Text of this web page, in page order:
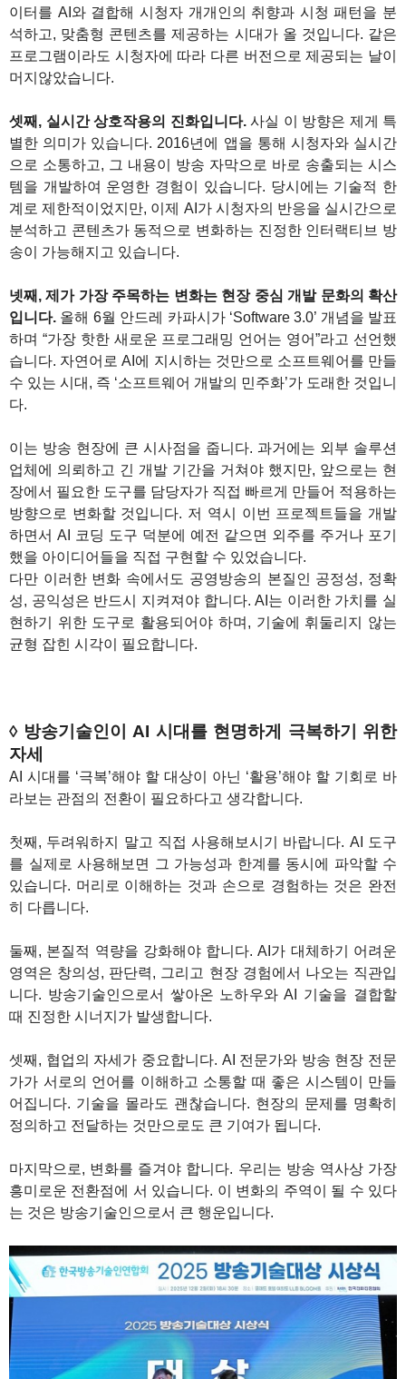
이터를 AI와 결합해 시청자 개개인의 취향과 시청 패턴을 분
석하고, 맞춤형 콘텐츠를 제공하는 시대가 올 것입니다. 같은
프로그램이라도 시청자에 따라 다른 버전으로 제공되는 날이
머지않았습니다.
셋째, 실시간 상호작용의 진화입니다.사실 이 방향은 제게 특
별한 의미가 있습니다. 2016년에 앱을 통해 시청자와 실시간
으로 소통하고, 그 내용이 방송 자막으로 바로 송출되는 시스
템을 개발하여 운영한 경험이 있습니다. 당시에는 기술적 한
계로 제한적이었지만, 이제 AI가 시청자의 반응을 실시간으로
분석하고 콘텐츠가 동적으로 변화하는 진정한 인터랙티브 방
송이 가능해지고 있습니다.
넷째, 제가 가장 주목하는 변화는 현장 중심 개발 문화의 확산
입니다. 올해 6월 안드레 카파시가 ‘Software 3.0’ 개념을 발표
하며 “가장 핫한 새로운 프로그래밍 언어는 영어”라고 선언했
습니다. 자연어로 AI에 지시하는 것만으로 소프트웨어를 만들
수 있는 시대, 즉 ‘소프트웨어 개발의 민주화’가 도래한 것입니
다.
이는 방송 현장에 큰 시사점을 줍니다. 과거에는 외부 솔루션
업체에 의뢰하고 긴 개발 기간을 거쳐야 했지만, 앞으로는 현
장에서 필요한 도구를 담당자가 직접 빠르게 만들어 적용하는
방향으로 변화할 것입니다. 저 역시 이번 프로젝트들을 개발
하면서 AI 코딩 도구 덕분에 예전 같으면 외주를 주거나 포기
했을 아이디어들을 직접 구현할 수 있었습니다.
다만 이러한 변화 속에서도 공영방송의 본질인 공정성, 정확
성, 공익성은 반드시 지켜져야 합니다. AI는 이러한 가치를 실
현하기 위한 도구로 활용되어야 하며, 기술에 휘둘리지 않는
균형 잡힌 시각이 필요합니다.
◊ 방송기술인이 AI 시대를 현명하게 극복하기 위한
자세
AI 시대를 ‘극복’해야 할 대상이 아닌 ‘활용’해야 할 기회로 바
라보는 관점의 전환이 필요하다고 생각합니다.
첫째, 두려워하지 말고 직접 사용해보시기 바랍니다. AI 도구
를 실제로 사용해보면 그 가능성과 한계를 동시에 파악할 수
있습니다. 머리로 이해하는 것과 손으로 경험하는 것은 완전
히 다릅니다.
둘째, 본질적 역량을 강화해야 합니다. AI가 대체하기 어려운
영역은 창의성, 판단력, 그리고 현장 경험에서 나오는 직관입
니다. 방송기술인으로서 쌓아온 노하우와 AI 기술을 결합할
때 진정한 시너지가 발생합니다.
셋째, 협업의 자세가 중요합니다. AI 전문가와 방송 현장 전문
가가 서로의 언어를 이해하고 소통할 때 좋은 시스템이 만들
어집니다. 기술을 몰라도 괜찮습니다. 현장의 문제를 명확히
정의하고 전달하는 것만으로도 큰 기여가 됩니다.
마지막으로, 변화를 즐겨야 합니다. 우리는 방송 역사상 가장
흥미로운 전환점에 서 있습니다. 이 변화의 주역이 될 수 있다
는 것은 방송기술인으로서 큰 행운입니다.